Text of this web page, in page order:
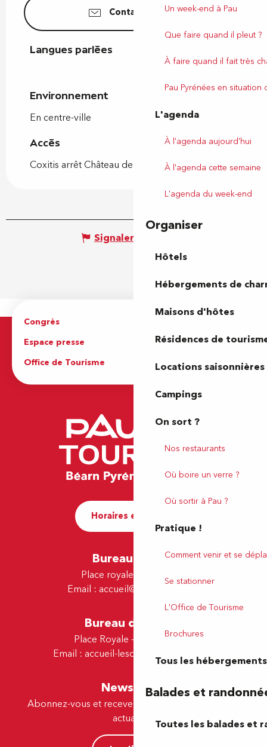
Un week-end à Pau
Que faire quand il pleut ?
À faire quand il fait très
Pau Pyrénées en situation
L'agenda
À l'agenda aujourd'hui
À l'agenda cette semaine
L'agenda du week-end
Organiser
Hôtels
Hébergements de
Maisons d'hôtes
Résidences de
Locations saisonnières
Campings
On sort ?
Nos restaurants
Où boire un verre ?
Où sortir à Pau ?
Pratique !
Comment venir et se
Se stationner
L'Office de Tourisme
Brochures
Tous les hébergements
Balades et
Toutes les balades et
Contactez-nous
Langues parlées
Langues parlées
Environnement
Environnement
En centre-ville
Accès
Accès
Coxitis arrêt Château de Pau
Signaler une erreur
Congrès
Espace presse
Brochures
Office de Tourisme
Horaires et contact
Bureau de Pau
Place royale - 64000 Pau
Email : accueil@tourismepau.fr
Bureau de Lescar
Place Royale - 64230 Lescar
Email : accueil-lescar@tourismepau.fr
Newsletter
Abonnez-vous et recevez par e-mail nos offres et
actualités.